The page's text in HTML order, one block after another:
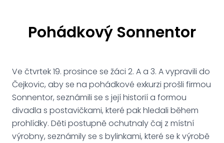
Pohádkový Sonnentor
Ve čtvrtek 19. prosince se žáci 2. A a 3. A vypravili do
Čejkovic, aby se na pohádkové exkurzi prošli firmou
Sonnentor, seznámili se s její historií a formou
divadla s postavičkami, které pak hledali během
prohlídky. Děti postupně ochutnaly čaj z místní
výrobny, seznámily se s bylinkami, které se k výrobě